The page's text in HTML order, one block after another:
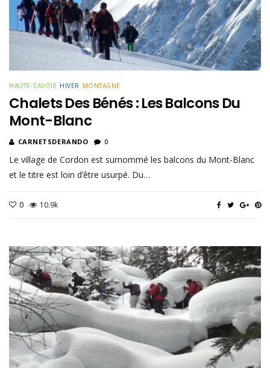
HAUTE-SAVOIE HIVER MONTAGNE
Chalets Des Bénés : Les Balcons Du
Mont-Blanc
CARNETSDERANDO 0
Le village de Cordon est surnommé les balcons du Mont-Blanc
et le titre est loin d’être usurpé. Du…
0 10.9k